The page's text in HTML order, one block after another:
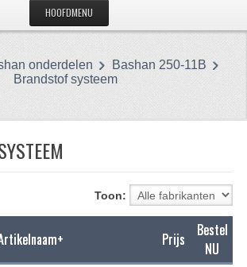
HOOFDMENU
CATEGORIEËN
CFMOTO 500-A/2A / GOES 520
PAKKINGEN
onderdelen
Bashan 250-11B
Brandstof systeem
Toon:
Prijs
Bestel
NU